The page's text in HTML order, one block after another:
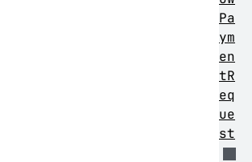
Pa
ym
en
tR
eq
ue
st